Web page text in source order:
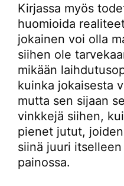
Kirjassa myös
huomioida
jokainen voi olla
siihen ole
mikään
kuinka jokaisesta
mutta sen sijaan
vinkkejä siihen,
pienet jutut,
siinä juuri
painossa.